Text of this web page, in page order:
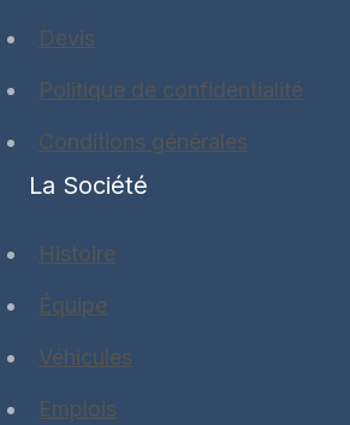
Devis
Politique de confidentialité
Conditions générales
La Société
Histoire
Équipe
Véhicules
Emplois